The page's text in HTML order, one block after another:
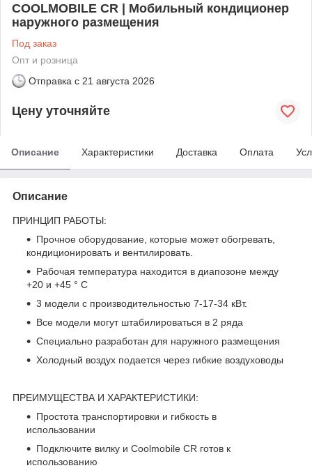
COOLMOBILE CR | Мобильный кондиционер
наружного размещения
Под заказ
Опт и розница
Отправка с 21 августа 2026
Цену уточняйте
Описание Характеристики Доставка Оплата
Описание
ПРИНЦИП РАБОТЫ:
Прочное оборудование, которые может обогревать,
кондиционировать и вентилировать.
Рабочая температура находится в диапозоне между
+20 и +45 ° С
3 модели с производительностью 7-17-34 кВт.
Все модели могут штабилироваться в 2 ряда
Специально разработан для наружного размещения
Холодный воздух подается через гибкие воздуховоды
ПРЕИМУЩЕСТВА И ХАРАКТЕРИСТИКИ:
Простота транспортировки и гибкость в
использовании
Подключите вилку и Coolmobile CR готов к
использованию